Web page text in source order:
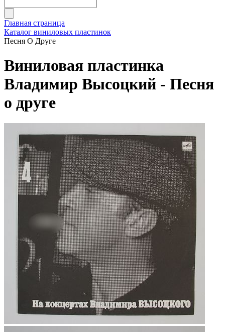
Главная страница
Каталог виниловых пластинок
Песня О Друге
Виниловая пластинка
Владимир Высоцкий - Песня
о друге